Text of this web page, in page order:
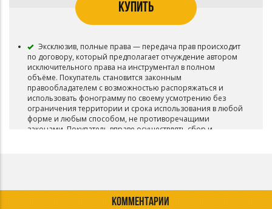
КУПИТЬ
Эксклюзив, полные права — передача прав происходит
по договору, который предполагает отчуждение автором
исключительного права на инструментал в полном
объёме. Покупатель становится законным
правообладателем с возможностью распоряжаться и
использовать фонограмму по своему усмотрению без
ограничения территории и срока использования в любой
форме и любым способом, не противоречащими
законами. Покупатель вправе осуществлять сбор и
КОММЕНТАРИИ